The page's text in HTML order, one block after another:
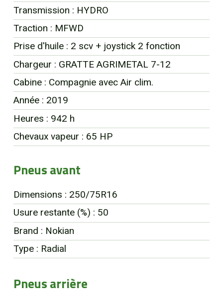
Transmission : HYDRO
Traction : MFWD
Prise d'huile : 2 scv + joystick 2 fonction
Chargeur : GRATTE AGRIMETAL 7-12
Cabine : Compagnie avec Air clim.
Année : 2019
Heures : 942 h
Chevaux vapeur : 65 HP
Pneus avant
Dimensions : 250/75R16
Usure restante (%) : 50
Brand : Nokian
Type : Radial
Pneus arrière